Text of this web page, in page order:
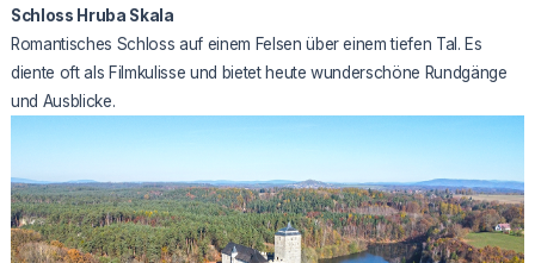
Schloss Hruba Skala
Romantisches Schloss auf einem Felsen über einem tiefen Tal. Es
diente oft als Filmkulisse und bietet heute wunderschöne Rundgänge
und Ausblicke.